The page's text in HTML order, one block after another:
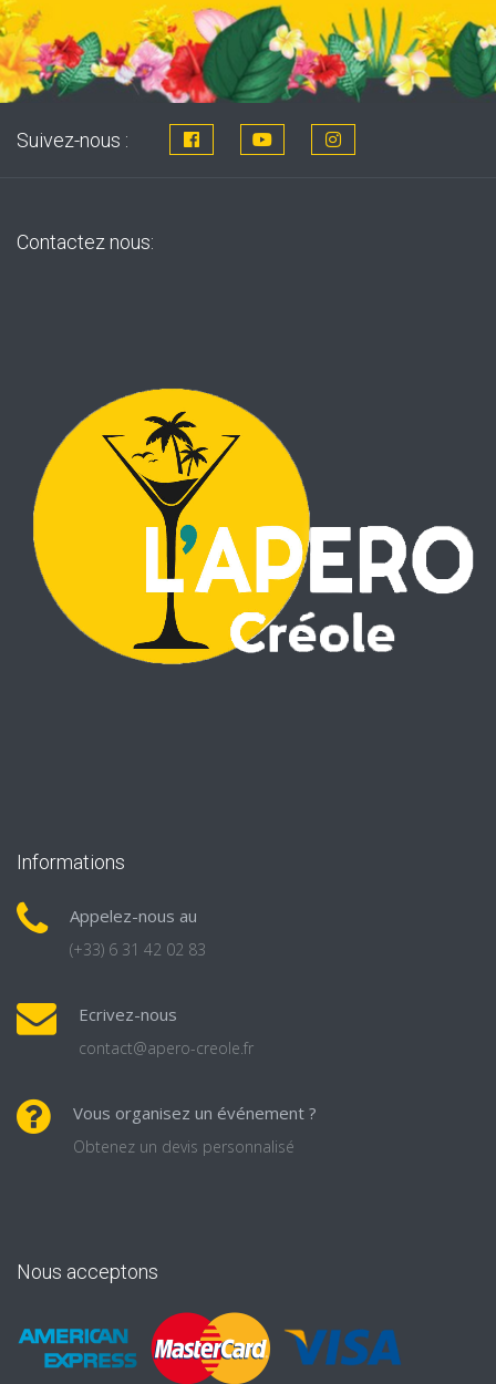
Suivez-nous :
Contactez nous:
Informations
Appelez-nous au
(+33) 6 31 42 02 83
Ecrivez-nous
contact@apero-creole.fr
Vous organisez un événement ?
Obtenez un devis personnalisé
Nous acceptons